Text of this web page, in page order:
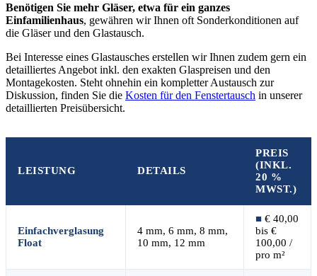
Benötigen Sie mehr Gläser, etwa für ein ganzes
Einfamilienhaus, gewähren wir Ihnen oft Sonderkonditionen auf
die Gläser und den Glastausch.
Bei Interesse eines Glastausches erstellen wir Ihnen zudem gern ein
detailliertes Angebot inkl. den exakten Glaspreisen und den
Montagekosten. Steht ohnehin ein kompletter Austausch zur
Diskussion, finden Sie die Kosten für den Fenstertausch in unserer
detaillierten Preisübersicht.
LEISTUNG DETAILS
PREIS
(INKL.
20 %
MWST.)
Einfachverglasung
Float
4 mm, 6 mm, 8 mm,
10 mm, 12 mm
■ € 40,00
bis €
100,00 /
pro m²